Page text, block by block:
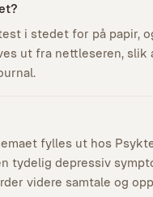
i stedet for på papir,
ut fra nettleseren, slik
fylles ut hos
tydelig depressiv
videre samtale og